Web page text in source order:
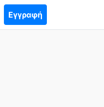
Εγγραφή